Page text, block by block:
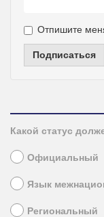
Отпишите
Подписаться
Какой статус
Официальный
Язык
Региональный